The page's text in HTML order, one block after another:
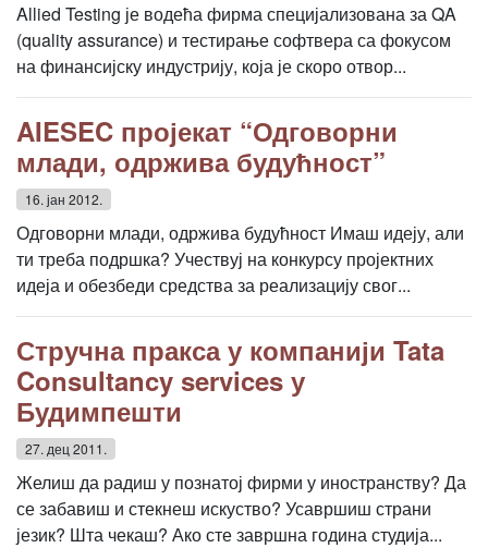
Allied Testing је водећа фирма специјализована за QA
(quality assurance) и тестирање софтвера са фокусом
на финансијску индустрију, која је скоро отвор...
AIESEC пројекат “Одговорни
млади, одржива будућност”
16. јан 2012.
Одговорни млади, одржива будућност Имаш идеју, али
ти треба подршка? Учествуј на конкурсу пројектних
идеја и обезбеди средства за реализацију свог...
Стручна пракса у компанији Tata
Consultancy services у
Будимпешти
27. дец 2011.
Желиш да радиш у познатој фирми у иностранству? Да
се забавиш и стекнеш искуство? Усавршиш страни
језик? Шта чекаш? Ако сте завршна година студија...